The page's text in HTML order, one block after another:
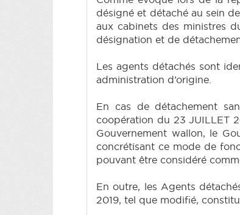
désigné et détaché au sein
aux cabinets des ministres
désignation et de
Les agents détachés sont
administration d’origine.
En cas de détachement
coopération du 23 JUILLET
Gouvernement wallon, le
concrétisant ce mode de
pouvant être considéré
En outre, les Agents
2019, tel que modifié,